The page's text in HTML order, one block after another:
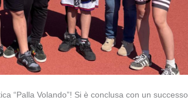
“Palla Volando”! Si è conclusa con un successo